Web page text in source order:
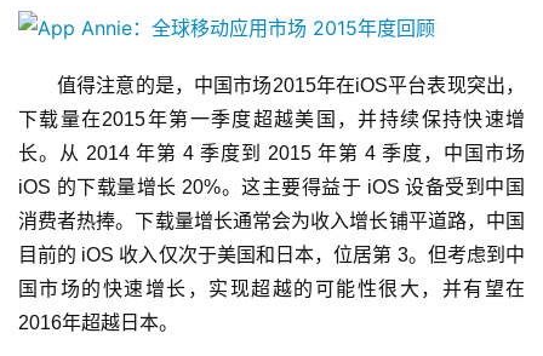
值得注意的是，中国市场2015年在iOS平台表现突出，
下载量在2015年第一季度超越美国，并持续保持快速增
长。从 2014 年第 4 季度到 2015 年第 4 季度，中国市场
iOS 的下载量增长 20%。这主要得益于 iOS 设备受到中国
消费者热捧。下载量增长通常会为收入增长铺平道路，中国
目前的 iOS 收入仅次于美国和日本，位居第 3。但考虑到中
国市场的快速增长，实现超越的可能性很大，并有望在
2016年超越日本。